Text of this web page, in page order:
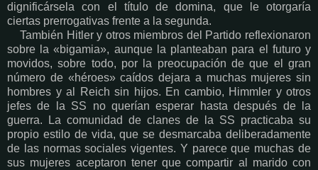
dignificársela con el título de domina, que le otorgaría
ciertas prerrogativas frente a la segunda.
También Hitler y otros miembros del Partido reflexionaron
sobre la «bigamia», aunque la planteaban para el futuro y
movidos, sobre todo, por la preocupación de que el gran
número de «héroes» caídos dejara a muchas mujeres sin
hombres y al Reich sin hijos. En cambio, Himmler y otros
jefes de la SS no querían esperar hasta después de la
guerra. La comunidad de clanes de la SS practicaba su
propio estilo de vida, que se desmarcaba deliberadamente
de las normas sociales vigentes. Y parece que muchas de
sus mujeres aceptaron tener que compartir al marido con